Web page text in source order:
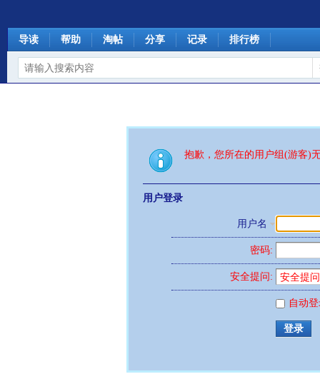
导读 帮助 淘帖 分享 记录 排行榜
抱歉，您所在的用户组(游客)
用户登录
用户名
密码:
安全提问:
自动
登录